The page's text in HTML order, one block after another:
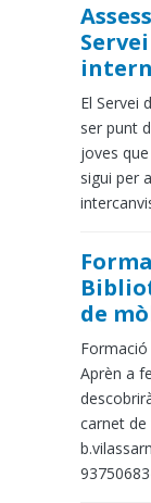
El Servei
ser punt
joves
sigui per
de
Formació
Aprèn a
carnet de